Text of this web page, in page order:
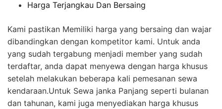
Harga Terjangkau Dan Bersaing
Kami pastikan Memiliki harga yang bersaing dan wajar
dibandingkan dengan kompetitor kami. Untuk anda
yang sudah tergabung menjadi member yang sudah
terdaftar, anda dapat menyewa dengan harga khusus
setelah melakukan beberapa kali pemesanan sewa
kendaraan.Untuk Sewa janka Panjang seperti bulanan
dan tahunan, kami juga menyediakan harga khusus